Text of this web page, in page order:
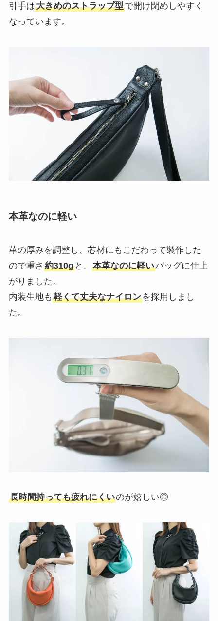
引手は大きめのストラップ型で開け閉めしやすく
なっています。
本革なのに軽い
革の厚みを調整し、芯材にもこだわって製作した
ので重さ 約310gと、 本革なのに軽いバッグに仕上
がりました。
内装生地も 軽くて丈夫なナイロンを採用しまし
た。
長時間持っても疲れにくいのが嬉しい◎